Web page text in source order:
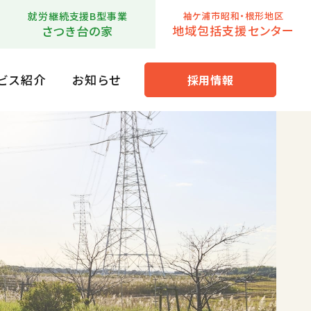
就労継続支援B型事業
さつき台の家
袖ケ浦市昭和・根形地区
地域包括支援センター
ス紹介 お知らせ 採用情報